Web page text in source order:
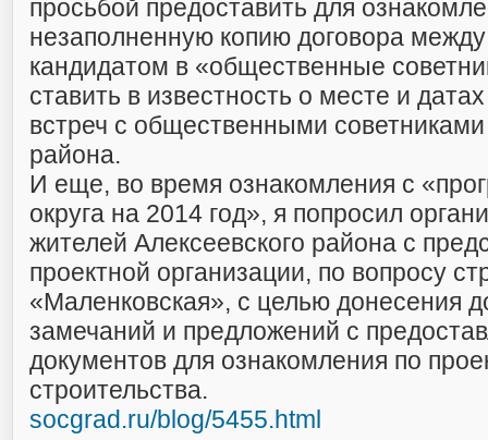
просьбой предоставить для
незаполненную копию договора
кандидатом в «общественные
ставить в известность о месте и
встреч с общественными советниками
района.
И еще, во время ознакомления с
округа на 2014 год», я попросил
жителей Алексеевского района с
проектной организации, по вопросу
«Маленковская», с целью донесения
замечаний и предложений с
документов для ознакомления по
строительства.
socgrad.ru/blog/5455.html